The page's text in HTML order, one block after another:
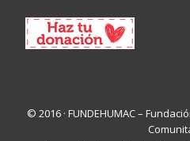
© 2016 · FUNDEHUMAC –